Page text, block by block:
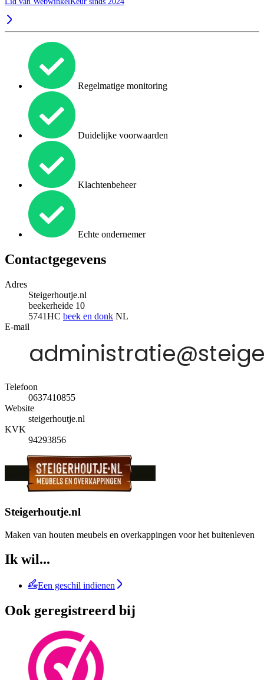
Regelmatige monitoring
Duidelijke voorwaarden
Klachtenbeheer
Echte ondernemer
Contactgegevens
Adres
Steigerhoutje.nl
beekerheide 10
5741HC beek en donk NL
E-mail
Telefoon
0637410855
Website
steigerhoutje.nl
KVK
94293856
Steigerhoutje.nl
Maken van houten meubels en overkappingen voor het buitenleven
Ik wil...
Een geschil indienen
Ook geregistreerd bij